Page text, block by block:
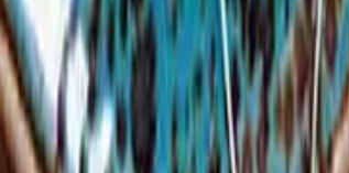
Kundservice
Meny